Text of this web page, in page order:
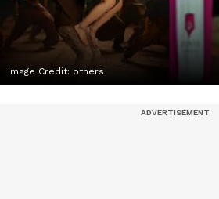
Image Credit: others